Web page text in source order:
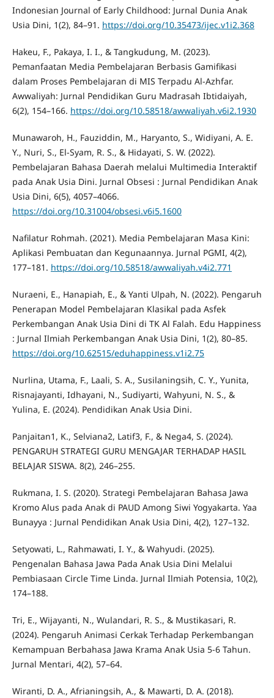
Indonesian Journal of Early Childhood: Jurnal Dunia Anak
Usia Dini, 1(2), 84–91. https://doi.org/10.35473/ijec.v1i2.368
Hakeu, F., Pakaya, I. I., & Tangkudung, M. (2023).
Pemanfaatan Media Pembelajaran Berbasis Gamifikasi
dalam Proses Pembelajaran di MIS Terpadu Al-Azhfar.
Awwaliyah: Jurnal Pendidikan Guru Madrasah Ibtidaiyah,
6(2), 154–166. https://doi.org/10.58518/awwaliyah.v6i2.1930
Munawaroh, H., Fauziddin, M., Haryanto, S., Widiyani, A. E.
Y., Nuri, S., El-Syam, R. S., & Hidayati, S. W. (2022).
Pembelajaran Bahasa Daerah melalui Multimedia Interaktif
pada Anak Usia Dini. Jurnal Obsesi : Jurnal Pendidikan Anak
Usia Dini, 6(5), 4057–4066.
https://doi.org/10.31004/obsesi.v6i5.1600
Nafilatur Rohmah. (2021). Media Pembelajaran Masa Kini:
Aplikasi Pembuatan dan Kegunaannya. Jurnal PGMI, 4(2),
177–181. https://doi.org/10.58518/awwaliyah.v4i2.771
Nuraeni, E., Hanapiah, E., & Yanti Ulpah, N. (2022). Pengaruh
Penerapan Model Pembelajaran Klasikal pada Asfek
Perkembangan Anak Usia Dini di TK Al Falah. Edu Happiness
: Jurnal Ilmiah Perkembangan Anak Usia Dini, 1(2), 80–85.
https://doi.org/10.62515/eduhappiness.v1i2.75
Nurlina, Utama, F., Laali, S. A., Susilaningsih, C. Y., Yunita,
Risnajayanti, Idhayani, N., Sudiyarti, Wahyuni, N. S., &
Yulina, E. (2024). Pendidikan Anak Usia Dini.
Panjaitan1, K., Selviana2, Latif3, F., & Nega4, S. (2024).
PENGARUH STRATEGI GURU MENGAJAR TERHADAP HASIL
BELAJAR SISWA. 8(2), 246–255.
Rukmana, I. S. (2020). Strategi Pembelajaran Bahasa Jawa
Kromo Alus pada Anak di PAUD Among Siwi Yogyakarta. Yaa
Bunayya : Jurnal Pendidikan Anak Usia Dini, 4(2), 127–132.
Setyowati, L., Rahmawati, I. Y., & Wahyudi. (2025).
Pengenalan Bahasa Jawa Pada Anak Usia Dini Melalui
Pembiasaan Circle Time Linda. Jurnal Ilmiah Potensia, 10(2),
174–188.
Tri, E., Wijayanti, N., Wulandari, R. S., & Mustikasari, R.
(2024). Pengaruh Animasi Cerkak Terhadap Perkembangan
Kemampuan Berbahasa Jawa Krama Anak Usia 5-6 Tahun.
Jurnal Mentari, 4(2), 57–64.
Wiranti, D. A., Afrianingsih, A., & Mawarti, D. A. (2018).